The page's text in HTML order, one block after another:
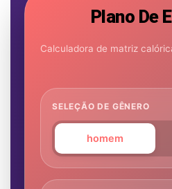
Plano De
Calculadora de matriz
SELEÇÃO DE GÊNERO
homem